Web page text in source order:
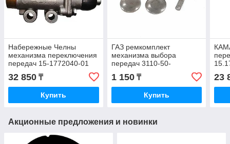
Набережные Челны
механизма переключения
передач 15-1772040-01
32 850 ₸
Купить
ГАЗ ремкомплект
механизма выбора
передач 3110-50-
17028000
1 150₸
Купить
23
Акционные предложения и новинки